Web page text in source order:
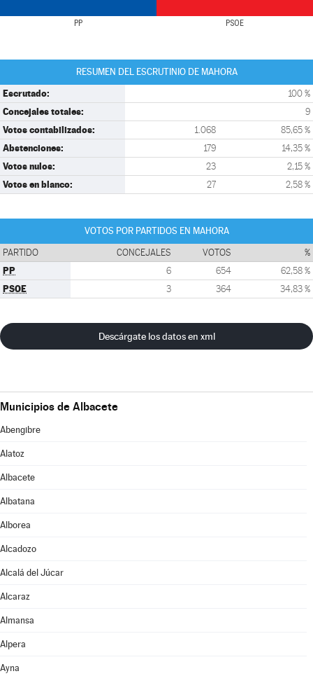
PP PSOE
RESUMEN DEL ESCRUTINIO DE MAHORA
Escrutado: 100 %
Concejales totales: 9
Votos contabilizados: 1.068 85,65 %
Abstenciones: 179 14,35 %
Votos nulos: 23 2,15 %
Votos en blanco: 27 2,58 %
VOTOS POR PARTIDOS EN MAHORA
PARTIDO CONCEJALES VOTOS %
PP 6 654 62,58 %
PSOE 3 364 34,83 %
Descárgate los datos en xml
Municipios de Albacete
Abengibre
Alatoz
Albacete
Albatana
Alborea
Alcadozo
Alcalá del Júcar
Alcaraz
Almansa
Alpera
Ayna